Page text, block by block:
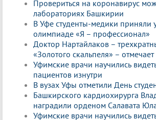
Провериться на коронавирус
лабораториях Башкирии
В Уфе студенты-медики приняли
олимпиаде «Я – профессионал»
Доктор Нартайлаков –
«Золотого скальпеля» –
Уфимские врачи научились
пациентов изнутри
В вузах Уфы отметили День
Башкирского кардиохирурга
наградили орденом Салавата
Уфимские врачи научились